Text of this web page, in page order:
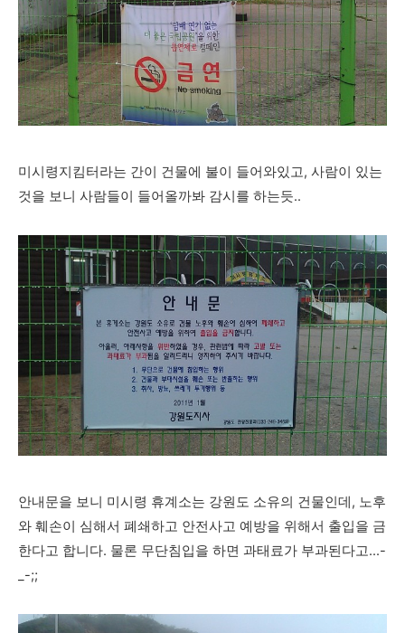
미시령지킴터라는 간이 건물에 불이 들어와있고, 사람이 있는
것을 보니 사람들이 들어올까봐 감시를 하는듯..
안내문을 보니 미시령 휴계소는 강원도 소유의 건물인데, 노후
와 훼손이 심해서 폐쇄하고 안전사고 예방을 위해서 출입을 금
한다고 합니다. 물론 무단침입을 하면 과태료가 부과된다고...-
_-;;